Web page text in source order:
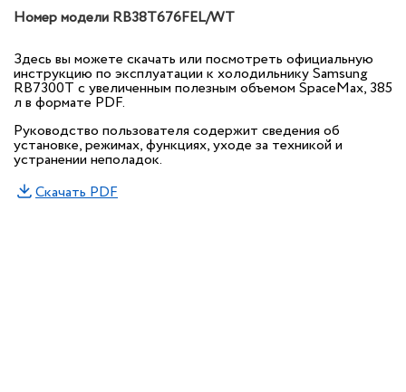
Номер модели RB38T676FEL/WT
Здесь вы можете скачать или посмотреть официальную
инструкцию по эксплуатации к холодильнику Samsung
RB7300T с увеличенным полезным объемом SpaceMax, 385
л в формате PDF.
Руководство пользователя содержит сведения об
установке, режимах, функциях, уходе за техникой и
устранении неполадок.
Скачать PDF